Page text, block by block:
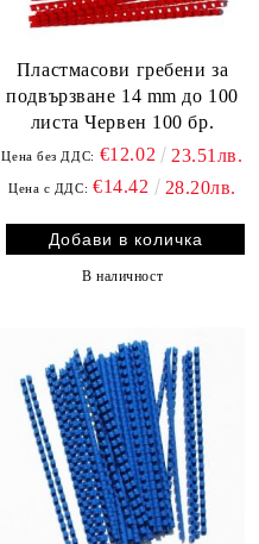
Пластмасови гребени за
подвързване 14 mm до 100
листа Червен 100 бр.
Цена без ДДС: €12.02 23.51лв.
Цена с ДДС: €14.42 28.20лв.
В наличност